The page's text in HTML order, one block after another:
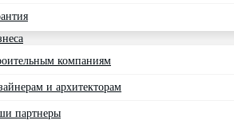
компаниям
и архитекторам
партнеры